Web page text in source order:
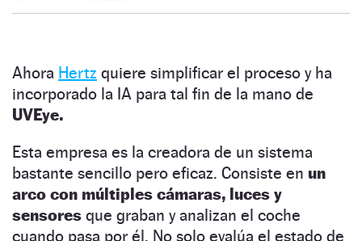
Ahora Hertz quiere simplificar el proceso y ha
incorporado la IA para tal fin de la mano de
UVEye.
Esta empresa es la creadora de un sistema
bastante sencillo pero eficaz. Consiste en un
arco con múltiples cámaras, luces y
sensores que graban y analizan el coche
cuando pasa por él. No solo evalúa el estado de